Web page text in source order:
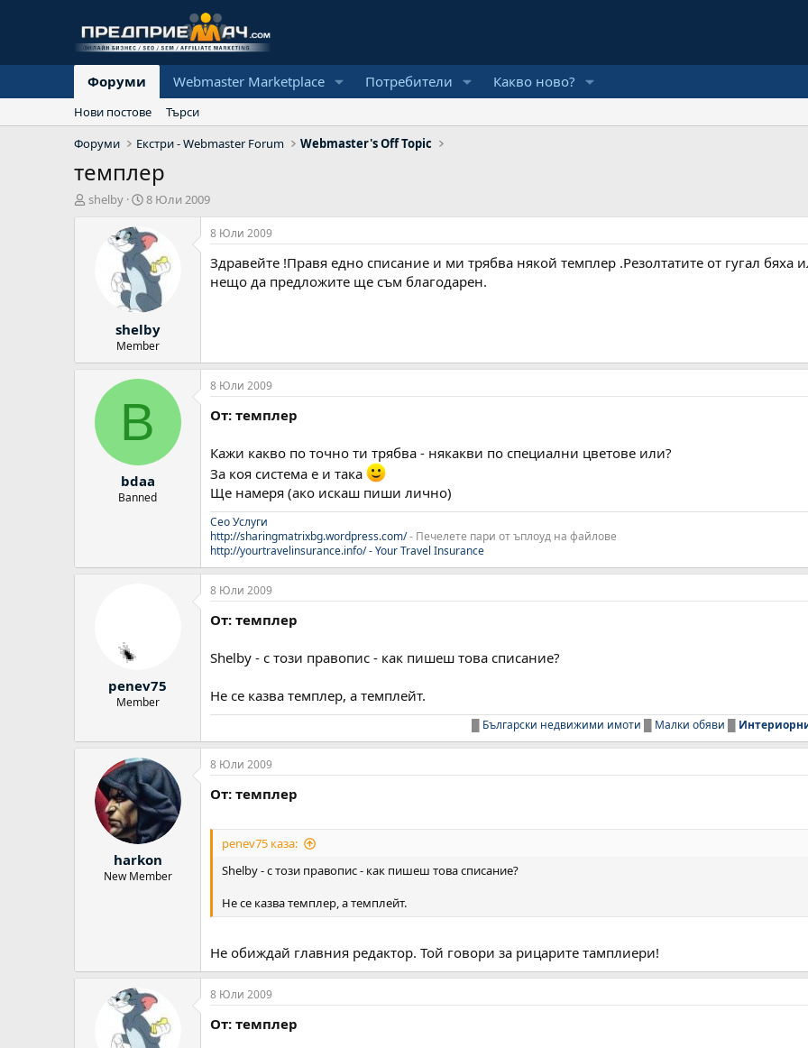
Форуми Webmaster Marketplace Потребители Какво ново?
Нови постове
Търси
Форуми
Екстри - Webmaster Forum Webmaster's Off Topic
темплер
А
shelby
Н
ч
а
л
н
а
д
а
т
а
8 Юли 2009
shelby
Member
8 Юли 2009
Здравейте !Правя едно списание и ми трябва някой темплер .Резолтатите от гугал
нещо да предложите ще съм благодарен.
B
bdaa
Banned
8 Юли 2009
От: темплер
Кажи какво по точно ти трябва - някакви по специални цветове или?
За коя система е и така
Ще намеря (ако искаш пиши лично)
Сео Услуги
http://sharingmatrixbg.wordpress.com/- Печелете пари от ъплоуд на файлове
http://yourtravelinsurance.info/ - Your Travel Insurance
penev75
Member
8 Юли 2009
От: темплер
Shelby - с този правопис - как пишеш това списание?
Не се казва темплер, а темплейт.
Български недвижими имоти Малки обяви
harkon
New Member
8 Юли 2009
От: темплер
penev75 каза:
Shelby - с този правопис - как пишеш това списание?
Не се казва темплер, а темплейт.
Не обиждай главния редактор. Той говори за рицарите тамплиери!
8 Юли 2009
От: темплер